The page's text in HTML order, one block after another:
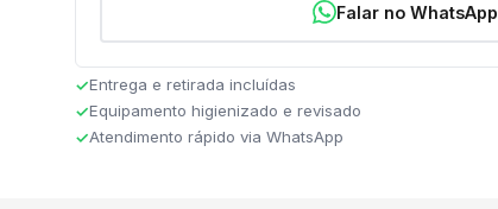
Falar no WhatsApp
Entrega e retirada incluídas
Equipamento higienizado e revisado
Atendimento rápido via WhatsApp